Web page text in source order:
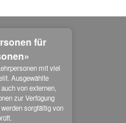
für
mit viel
Ausgewählte
von externen,
zur Verfügung
sorgfältig von